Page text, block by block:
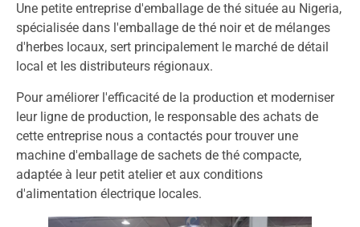
Une petite entreprise d'emballage de thé située au Nigeria,
spécialisée dans l'emballage de thé noir et de mélanges
d'herbes locaux, sert principalement le marché de détail
local et les distributeurs régionaux.
Pour améliorer l'efficacité de la production et moderniser
leur ligne de production, le responsable des achats de
cette entreprise nous a contactés pour trouver une
machine d'emballage de sachets de thé compacte,
adaptée à leur petit atelier et aux conditions
d'alimentation électrique locales.